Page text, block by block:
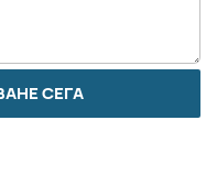
СЕГА